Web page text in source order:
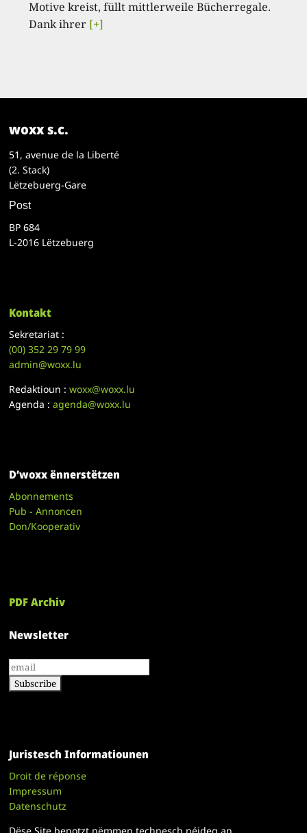
Motive kreist, füllt mittlerweile Bücherregale.
Dank ihrer [+]
woxx s.c.
51, avenue de la Liberté
(2. Stack)
Lëtzebuerg-Gare
Post
BP 684
L-2016 Lëtzebuerg
Kontakt
Sekretariat :
(00)352 29 79 99
admin@woxx.lu
Redaktioun :woxx@woxx.lu
Agenda :agenda@woxx.lu
D’woxx ënnerstëtzen
Abonnements
Pub - Annoncen
Don/Kooperativ
PDF Archiv
Newsletter
Juristesch Informatiounen
Droit de réponse
Impressum
Datenschutz